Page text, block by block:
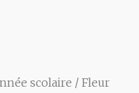
scolaire / Fleur